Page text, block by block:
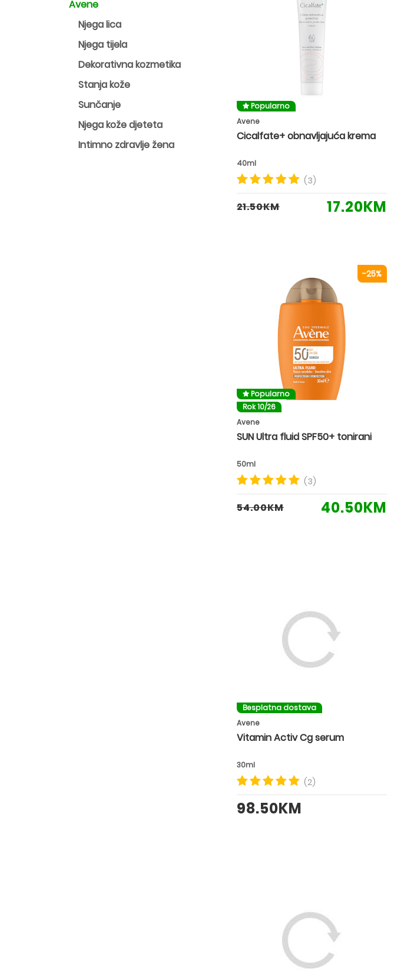
Avene
Njega lica
Njega tijela
Dekorativna kozmetika
Stanja kože
Sunčanje
Njega kože djeteta
Intimno zdravlje žena
Popularno
Avene
Cicalfate+ obnavljajuća krema
40ml
(3)
21.50KM 17.20KM
-25%
Popularno
Rok 10/26
Avene
SUN Ultra fluid SPF50+ tonirani
50ml
(3)
54.00KM 40.50KM
Besplatna dostava
Avene
Vitamin Activ Cg serum
30ml
(2)
98.50KM